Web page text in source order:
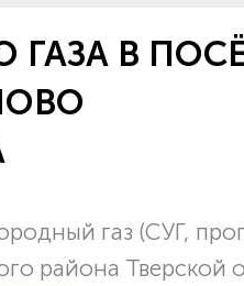
В
газ (СУГ,
района Тверской